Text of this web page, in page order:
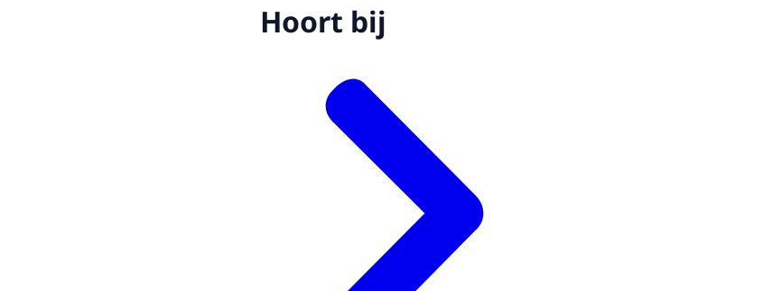
Hoort bij